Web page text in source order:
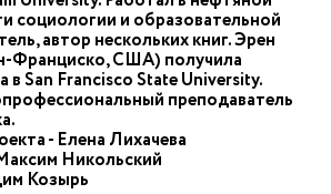
социологии и образовательной
автор нескольких книг. Эрен
Франциско, США) получила
в San Francisco State University.
преподаватель
- Елена Лихачева
Никольский
Козырь